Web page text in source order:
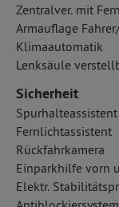
Zentralver. mit
Armauflage
Klimaautomatik
Lenksäule
Sicherheit
Spurhalteassistent
Fernlichtassistent
Rückfahrkamera
Einparkhilfe vorn
Elektr.